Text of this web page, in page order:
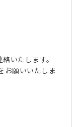
いたします。
お願いいたしま